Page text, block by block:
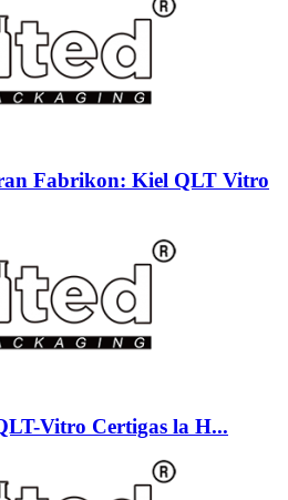
Fabrikon: Kiel QLT Vitro
Vitro Certigas la H...